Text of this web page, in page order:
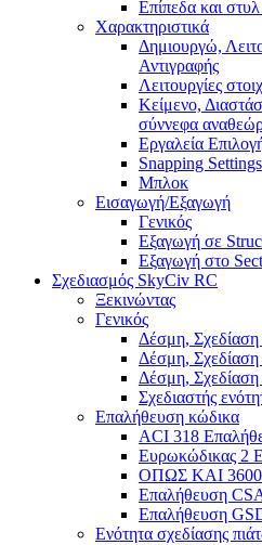
Επίπεδα και
Χαρακτηριστικά
Δημιουργώ,
Αντιγραφής
Λειτουργίες
Κείμενο,
σύννεφα
Εργαλεία
Snapping Settings
Μπλοκ
Εισαγωγή/Εξαγωγή
Γενικός
Εξαγωγή σε
Εξαγωγή στο
Σχεδιασμός SkyCiv RC
Ξεκινώντας
Γενικός
Δέσμη,
Δέσμη,
Δέσμη,
Σχεδιαστής
Επαλήθευση κώδικα
ACI 318
Ευρωκώδικας 2
ΟΠΩΣ ΚΑΙ 3600
Επαλήθευση
Επαλήθευση
Ενότητα σχεδίασης